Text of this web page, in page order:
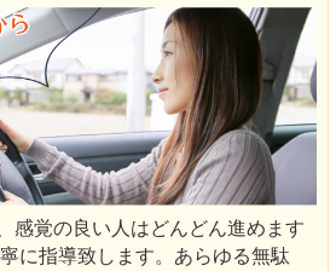
感覚の良い人はどんどん進めます
に指導致します。あらゆる無駄